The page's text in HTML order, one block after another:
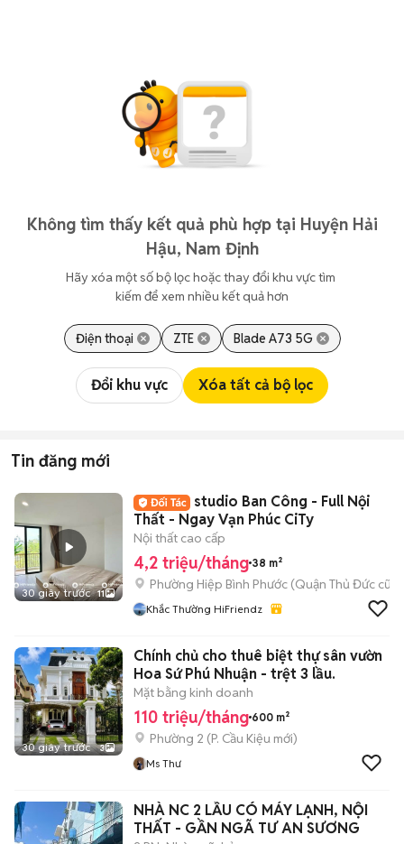
Không tìm thấy kết quả phù hợp tại Huyện Hải
Hậu, Nam Định
Hãy xóa một số bộ lọc hoặc thay đổi khu vực tìm
kiếm để xem nhiều kết quả hơn
Điện thoại ZTE Blade A73 5G
Đổi khu vực Xóa tất cả bộ lọc
Tin đăng mới
30 giây trước 11
studio Ban Công - Full Nội
Thất - Ngay Vạn Phúc CiTy
Nội thất cao cấp
4,2 triệu/tháng 38 m²
Phường Hiệp Bình Phước (Quận Thủ Đức cũ)
Khắc Thường HiFriendz
30 giây trước 3
Chính chủ cho thuê biệt thự sân vườn
Hoa Sứ Phú Nhuận - trệt 3 lầu.
Mặt bằng kinh doanh
110 triệu/tháng 600 m²
Phường 2 (P. Cầu Kiệu mới)
Ms Thư
NHÀ NC 2 LẦU CÓ MÁY LẠNH, NỘI
THẤT - GẦN NGÃ TƯ AN SƯƠNG